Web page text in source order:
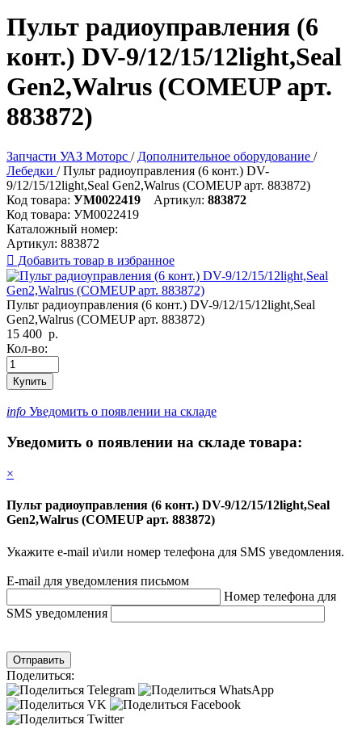
Пульт радиоуправления (6
конт.) DV-9/12/15/12light,Seal
Gen2,Walrus (COMEUP арт.
883872)
Запчасти УАЗ Моторс / Дополнительное оборудование /
Лебедки / Пульт радиоуправления (6 конт.) DV-
9/12/15/12light,Seal Gen2,Walrus (COMEUP арт. 883872)
Код товара: УМ0022419 Артикул: 883872
Код товара: УМ0022419
Каталожный номер:
Артикул: 883872
 Добавить товар в избранное
Пульт радиоуправления (6 конт.) DV-9/12/15/12light,Seal
Gen2,Walrus (COMEUP арт. 883872)
15 400 р.
Кол-во:
Купить
info Уведомить о появлении на складе
Уведомить о появлении на складе товара:
×
Пульт радиоуправления (6 конт.) DV-9/12/15/12light,Seal
Gen2,Walrus (COMEUP арт. 883872)
Укажите e-mail и\или номер телефона для SMS уведомления.
E-mail для уведомления письмом
Номер телефона для
SMS уведомления
Отправить
Поделиться: